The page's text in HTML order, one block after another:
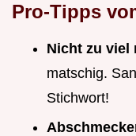
Pro-Tipps
Nicht zu viel
matschig.
Stichwort!